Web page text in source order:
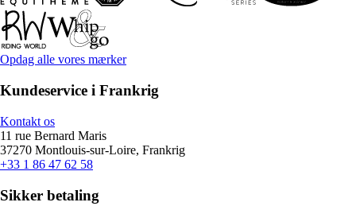
Opdag alle vores mærker
Kundeservice i Frankrig
Kontakt os
11 rue Bernard Maris
37270 Montlouis-sur-Loire, Frankrig
+33 1 86 47 62 58
Sikker betaling